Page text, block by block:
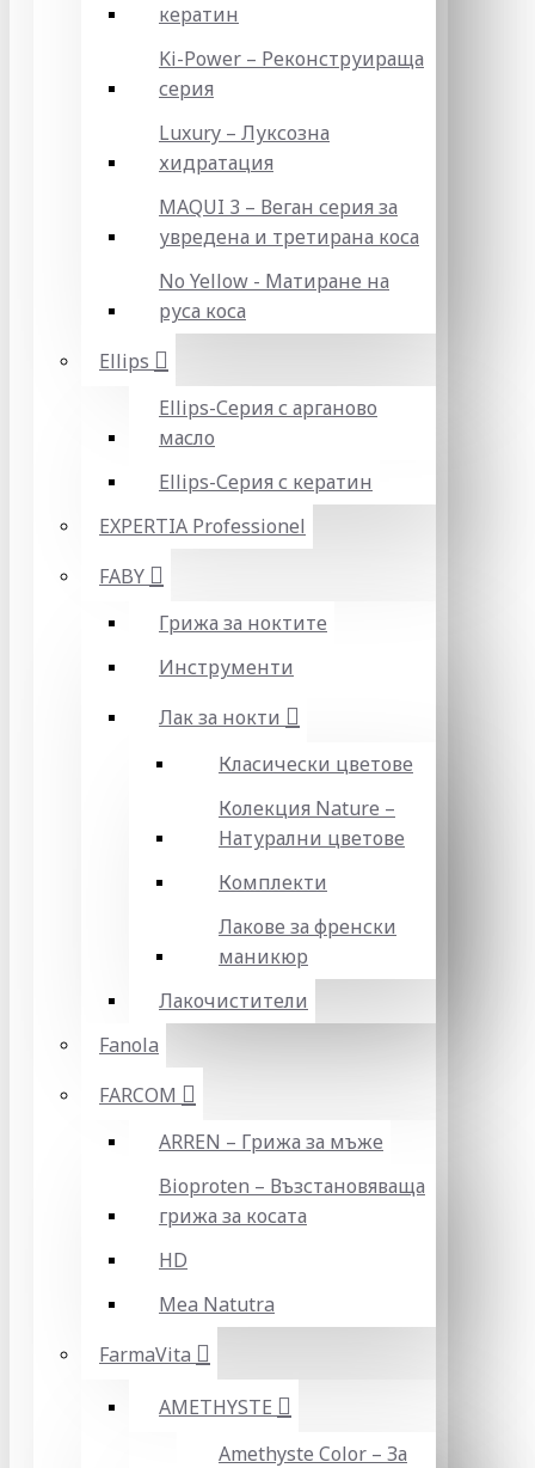
кератин
Ki-Power – Реконструираща
серия
Luxury – Луксозна
хидратация
MAQUI 3 – Веган серия за
увредена и третирана коса
No Yellow - Матиране на
руса коса
Ellips
Ellips-Серия с арганово
масло
Ellips-Серия с кератин
EXPERTIA Professionel
FABY
Грижа за ноктите
Инструменти
Лак за нокти
Класически цветове
Колекция Nature –
Натурални цветове
Комплекти
Лакове за френски
маникюр
Лакочистители
Fanola
FARCOM
ARREN – Грижа за мъже
Bioproten – Възстановяваща
грижа за косата
HD
Mea Natutra
FarmaVita
AMETHYSTE
Amethyste Color – За